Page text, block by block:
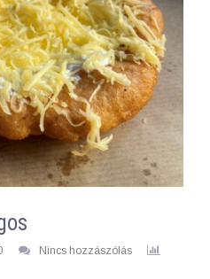
Nincs hozzászólás